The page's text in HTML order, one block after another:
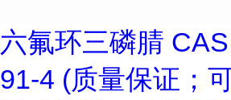
六氟环三磷腈
91-4 (质量保证；